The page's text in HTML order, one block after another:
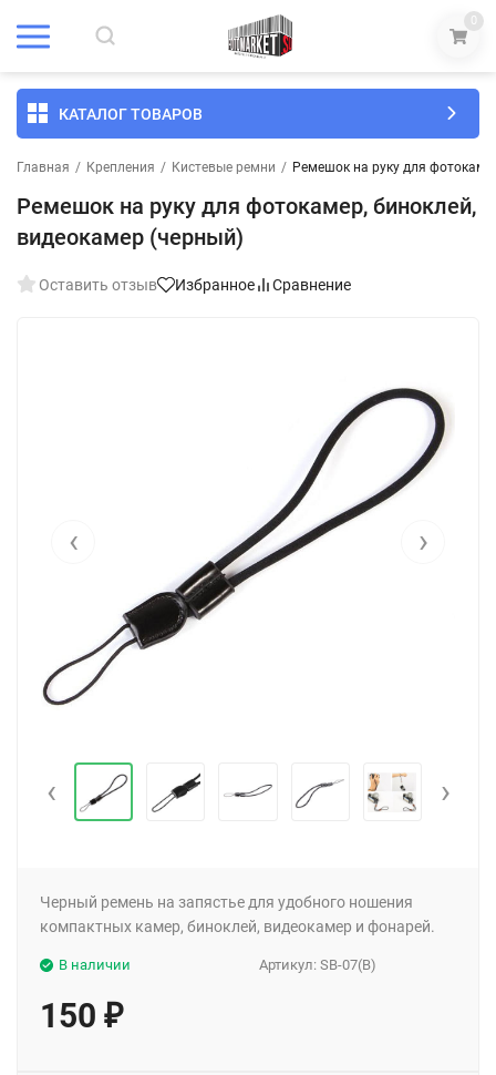
0
КАТАЛОГ ТОВАРОВ
Главная / Крепления / Кистевые ремни / Ремешок на руку для
Ремешок на руку для фотокамер, биноклей,
видеокамер (черный)
Оставить отзыв Избранное Сравнение
‹ ›
‹ ›
Черный ремень на запястье для удобного ношения
компактных камер, биноклей, видеокамер и фонарей.
Артикул: SB-07(B)
В наличии
150 ₽